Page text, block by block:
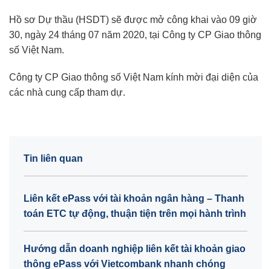
Hồ sơ Dự thầu (HSDT) sẽ được mở công khai vào 09 giờ
30, ngày 24 tháng 07 năm 2020, tại Công ty CP Giao thông
số Việt Nam.
Công ty CP Giao thông số Việt Nam kính mời đại diện của
các nhà cung cấp tham dự.
Tin liên quan
Liên kết ePass với tài khoản ngân hàng – Thanh
toán ETC tự động, thuận tiện trên mọi hành trình
Hướng dẫn doanh nghiệp liên kết tài khoản giao
thông ePass với Vietcombank nhanh chóng